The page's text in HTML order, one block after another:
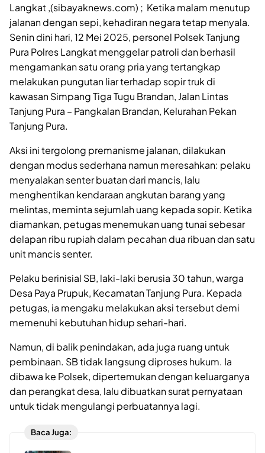
Langkat ,(sibayaknews.com) ; Ketika malam menutup
jalanan dengan sepi, kehadiran negara tetap menyala.
Senin dini hari, 12 Mei 2025, personel Polsek Tanjung
Pura Polres Langkat menggelar patroli dan berhasil
mengamankan satu orang pria yang tertangkap
melakukan pungutan liar terhadap sopir truk di
kawasan Simpang Tiga Tugu Brandan, Jalan Lintas
Tanjung Pura – Pangkalan Brandan, Kelurahan Pekan
Tanjung Pura.
Aksi ini tergolong premanisme jalanan, dilakukan
dengan modus sederhana namun meresahkan: pelaku
menyalakan senter buatan dari mancis, lalu
menghentikan kendaraan angkutan barang yang
melintas, meminta sejumlah uang kepada sopir. Ketika
diamankan, petugas menemukan uang tunai sebesar
delapan ribu rupiah dalam pecahan dua ribuan dan satu
unit mancis senter.
Pelaku berinisial SB, laki-laki berusia 30 tahun, warga
Desa Paya Prupuk, Kecamatan Tanjung Pura. Kepada
petugas, ia mengaku melakukan aksi tersebut demi
memenuhi kebutuhan hidup sehari-hari.
Namun, di balik penindakan, ada juga ruang untuk
pembinaan. SB tidak langsung diproses hukum. Ia
dibawa ke Polsek, dipertemukan dengan keluarganya
dan perangkat desa, lalu dibuatkan surat pernyataan
untuk tidak mengulangi perbuatannya lagi.
Baca Juga: